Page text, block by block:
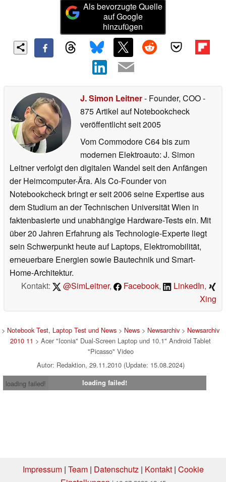
Als bevorzugte Quelle
auf Google
hinzufügen
J. Simon Leitner- Founder, COO-
875 Artikel auf Notebookcheck
veröffentlichtseit 2005
Vom Commodore C64 bis zum
modernen Elektroauto: J. Simon
Leitner verfolgt den digitalen Wandel seit den Anfängen
der Heimcomputer-Ära. Als Co-Founder von
Notebookcheck bringt er seit 2006 seine Expertise aus
dem Studium an der Technischen Universität Wien in
faktenbasierte und unabhängige Hardware-Tests ein. Mit
über 20 Jahren Erfahrung als Technologie-Experte liegt
sein Schwerpunkt heute auf Laptops, Elektromobilität,
erneuerbare Energien sowie Bautechnik und Smart-
Home-Architektur.
Kontakt:
@SimLeitner, Facebook, LinkedIn,
Xing
> Notebook Test, Laptop Test und News > News > Newsarchiv > Newsarchiv
2010 11 > Acer "Iconia" Dual-Screen Laptop und 10.1" Android Tablet
"Picasso" Video
Autor: Redaktion, 29.11.2010 (Update: 15.08.2024)
loading failed!
loading failed!
Impressum| Team| Datenschutz| Kontakt| Cookie